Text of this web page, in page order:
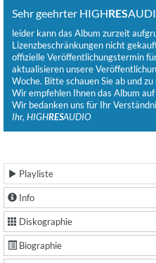
Sehr geehrter HIGHRES
leider kann das Album zurzeit
Lizenzbeschränkungen nicht
offizielle Veröffentlichungstermin
aktualisieren unsere
Woche. Bitte schauen Sie ab und
Wir empfehlen Ihnen das Album
Wir bedanken uns für Ihr
Ihr, HIGHRESAUDIO
Playliste
Info
Diskographie
Biographie